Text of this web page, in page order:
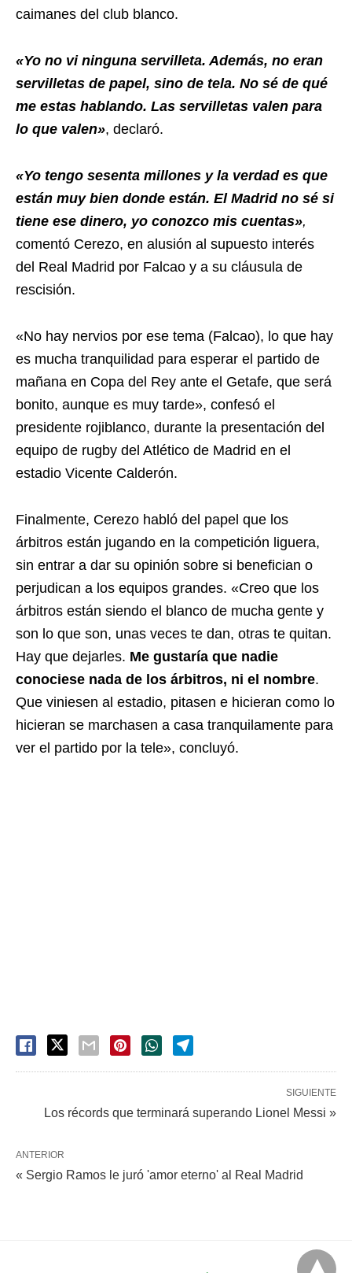
caimanes del club blanco.
«Yo no vi ninguna servilleta. Además, no eran
servilletas de papel, sino de tela. No sé de qué
me estas hablando. Las servilletas valen para
lo que valen», declaró.
«Yo tengo sesenta millones y la verdad es que
están muy bien donde están. El Madrid no sé si
tiene ese dinero, yo conozco mis cuentas»,
comentó Cerezo, en alusión al supuesto interés
del Real Madrid por Falcao y a su cláusula de
rescisión.
«No hay nervios por ese tema (Falcao), lo que hay
es mucha tranquilidad para esperar el partido de
mañana en Copa del Rey ante el Getafe, que será
bonito, aunque es muy tarde», confesó el
presidente rojiblanco, durante la presentación del
equipo de rugby del Atlético de Madrid en el
estadio Vicente Calderón.
Finalmente, Cerezo habló del papel que los
árbitros están jugando en la competición liguera,
sin entrar a dar su opinión sobre si benefician o
perjudican a los equipos grandes. «Creo que los
árbitros están siendo el blanco de mucha gente y
son lo que son, unas veces te dan, otras te quitan.
Hay que dejarles. Me gustaría que nadie
conociese nada de los árbitros, ni el nombre.
Que viniesen al estadio, pitasen e hicieran como lo
hicieran se marchasen a casa tranquilamente para
ver el partido por la tele», concluyó.
SIGUIENTE
Los récords que terminará superando Lionel Messi »
ANTERIOR
« Sergio Ramos le juró 'amor eterno' al Real Madrid